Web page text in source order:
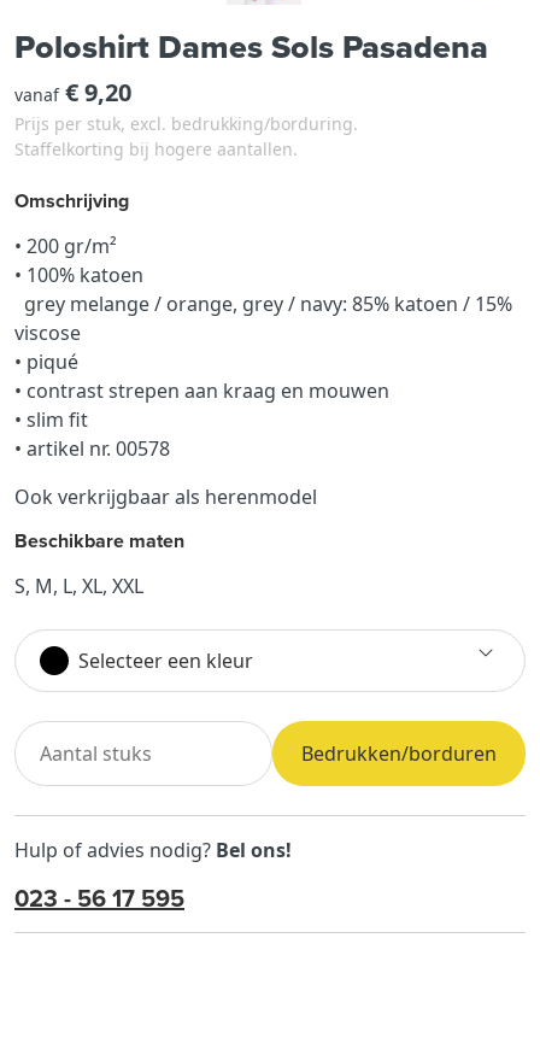
Poloshirt Dames Sols Pasadena
vanaf€ 9,20
Prijs per stuk, excl. bedrukking/borduring.
Staffelkorting bij hogere aantallen.
Omschrijving
• 200 gr/m²
• 100% katoen
grey melange / orange, grey / navy: 85% katoen / 15%
viscose
• piqué
• contrast strepen aan kraag en mouwen
• slim fit
• artikel nr. 00578
Ook verkrijgbaar als herenmodel
Beschikbare maten
S, M, L, XL, XXL
Selecteer een kleur
Bedrukken/borduren
Hulp of advies nodig? Bel ons!
023 - 56 17 595